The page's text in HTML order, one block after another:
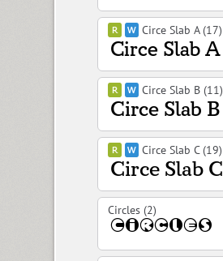
Circe Slab A (17)
Circe Slab B (11)
Circe Slab C (19)
Circles (2)